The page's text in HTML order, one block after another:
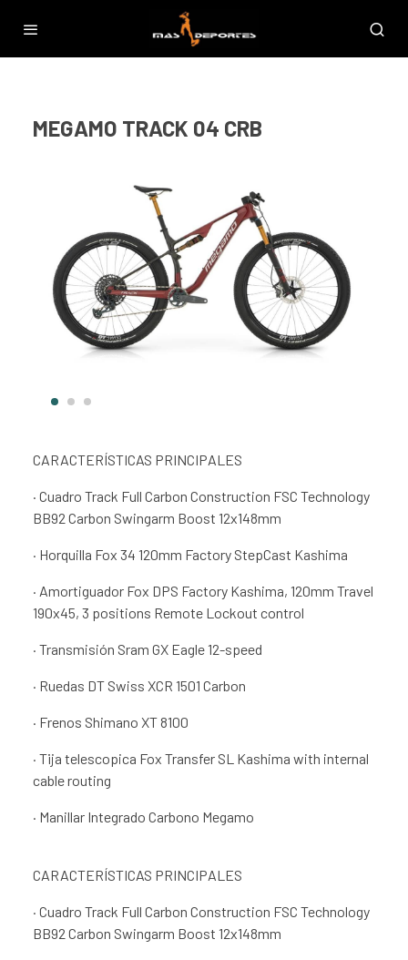
MEGAMO TRACK 04 CRB
CARACTERÍSTICAS PRINCIPALES
· Cuadro Track Full Carbon Construction FSC Technology
BB92 Carbon Swingarm Boost 12x148mm
· Horquilla Fox 34 120mm Factory StepCast Kashima
· Amortiguador Fox DPS Factory Kashima, 120mm Travel
190x45, 3 positions Remote Lockout control
· Transmisión Sram GX Eagle 12-speed
· Ruedas DT Swiss XCR 1501 Carbon
· Frenos Shimano XT 8100
· Tija telescopica Fox Transfer SL Kashima with internal
cable routing
· Manillar Integrado Carbono Megamo
CARACTERÍSTICAS PRINCIPALES
· Cuadro Track Full Carbon Construction FSC Technology
BB92 Carbon Swingarm Boost 12x148mm